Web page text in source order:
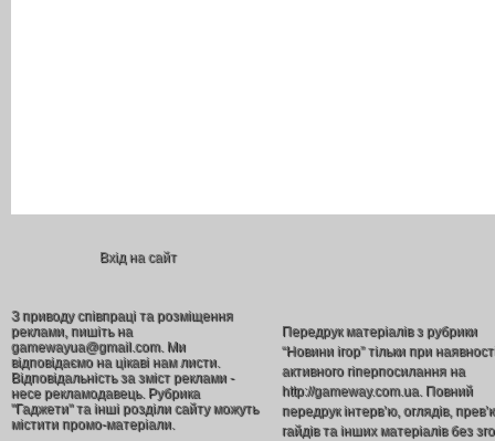
Вхід на сайт
З приводу співпраці та розміщення
реклами, пишіть на
gamewayua@gmail.com. Ми
відповідаємо на цікаві нам листи.
Відповідальність за зміст реклами -
несе рекламодавець. Рубрика
"Гаджети" та інші розділи сайту можуть
містити промо-матеріали.
Передрук матеріалів з рубрики
“Новини ігор” тільки при
активного гіперпосилання на
http://gameway.com.ua. Повний
передрук інтерв’ю, оглядів,
гайдів та інших матеріалів без